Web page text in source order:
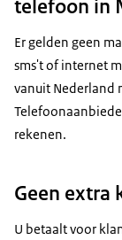
telefoon in
Er gelden geen
sms't of internet
vanuit Nederland
rekenen.
Geen extra
U betaalt voor